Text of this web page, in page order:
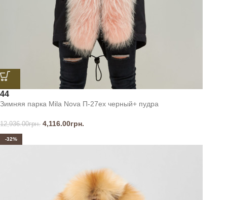
44
Зимняя парка Mila Nova П-27ех черный+ пудра
12,936.00грн. 4,116.00грн.
-32%